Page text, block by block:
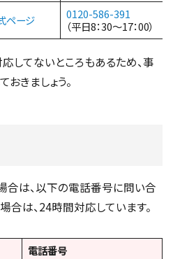
ページ
0120-586-391
（平日8：30～17：00）
してないところもあるため、事
きましょう。
合は、以下の電話番号に問い合
合は、24時間対応しています。
電話番号